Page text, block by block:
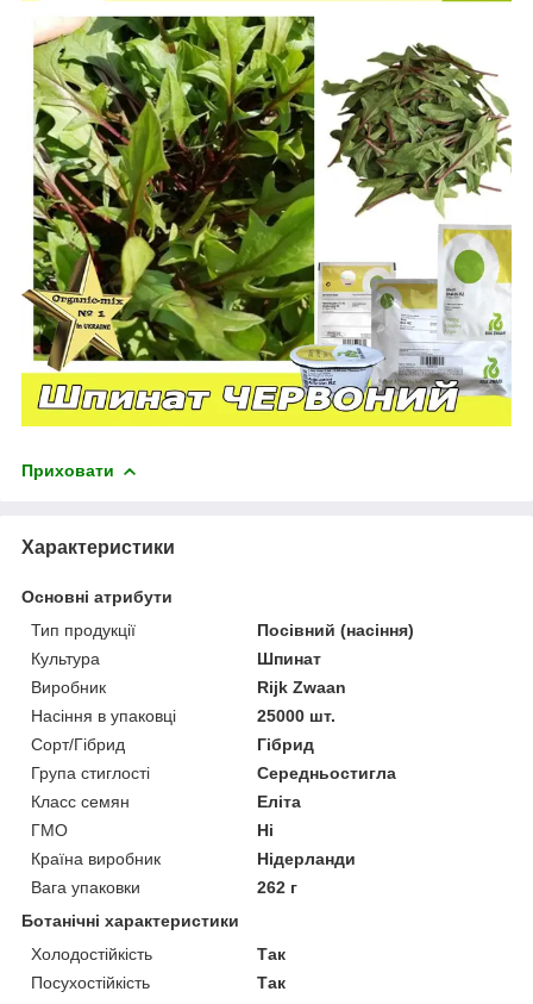
Приховати
Характеристики
Основні атрибути
Тип продукції
Посівний (насіння)
Культура
Шпинат
Виробник
Rijk Zwaan
Насіння в упаковці
25000 шт.
Сорт/Гібрид
Гібрид
Група стиглості
Середньостигла
Класс семян
Еліта
ГМО
Ні
Країна виробник
Нідерланди
Вага упаковки
262 г
Ботанічні характеристики
Холодостійкість
Так
Посухостійкість
Так